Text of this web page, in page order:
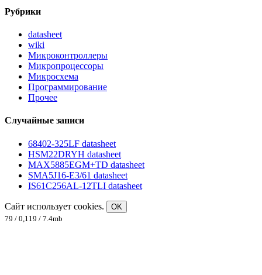
Рубрики
datasheet
wiki
Микроконтроллеры
Микропроцессоры
Микросхема
Программирование
Прочее
Случайные записи
68402-325LF datasheet
HSM22DRYH datasheet
MAX5885EGM+TD datasheet
SMA5J16-E3/61 datasheet
IS61C256AL-12TLI datasheet
Сайт использует cookies.
OK
79 / 0,119 / 7.4mb